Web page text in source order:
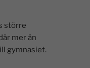
större
mer än
gymnasiet.